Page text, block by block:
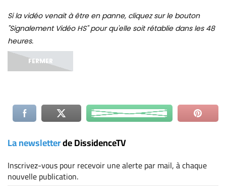
La newsletterde DissidenceTV
Inscrivez-vouspour recevoir une alerte par mail, à chaque
nouvelle publication.